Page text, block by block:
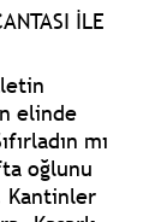
İLE
elinde
mı
oğlunu
Kantinler